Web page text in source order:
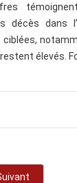
décès dans
élevés.